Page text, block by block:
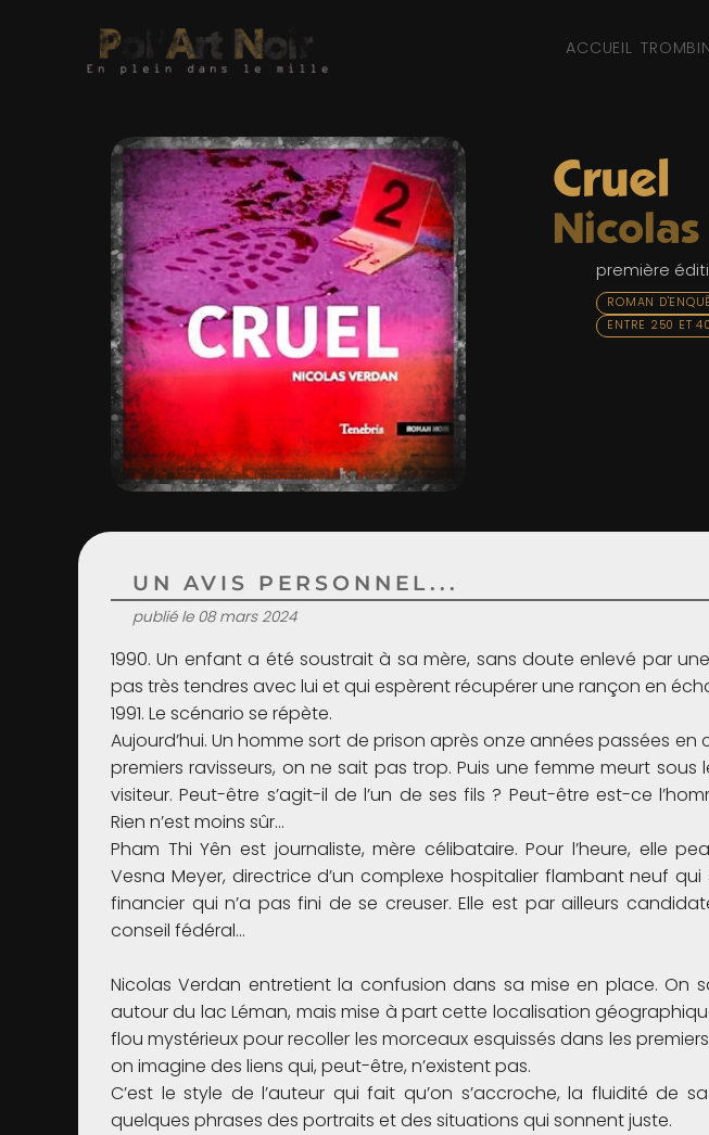
ACCUEIL
Cruel
première
ROMAN
ENTRE 250 ET
UN AVIS PERSONNEL...
publié le 08 mars 2024
1990. Un enfant a été soustrait à sa mère, sans doute enlevé par
pas très tendres avec lui et qui espèrent récupérer une rançon en
1991. Le scénario se répète.
Aujourd’hui. Un homme sort de prison après onze années passées en
premiers ravisseurs, on ne sait pas trop. Puis une femme meurt sous
visiteur. Peut-être s’agit-il de l’un de ses fils ? Peut-être est-ce
Rien n’est moins sûr…
Pham Thi Yên est journaliste, mère célibataire. Pour l’heure, elle
Vesna Meyer, directrice d’un complexe hospitalier flambant neuf qui
financier qui n’a pas fini de se creuser. Elle est par ailleurs
conseil fédéral…
Nicolas Verdan entretient la confusion dans sa mise en place. On
autour du lac Léman, mais mise à part cette localisation
flou mystérieux pour recoller les morceaux esquissés dans les
on imagine des liens qui, peut-être, n’existent pas.
C’est le style de l’auteur qui fait qu’on s’accroche, la fluidité de
quelques phrases des portraits et des situations qui sonnent juste.